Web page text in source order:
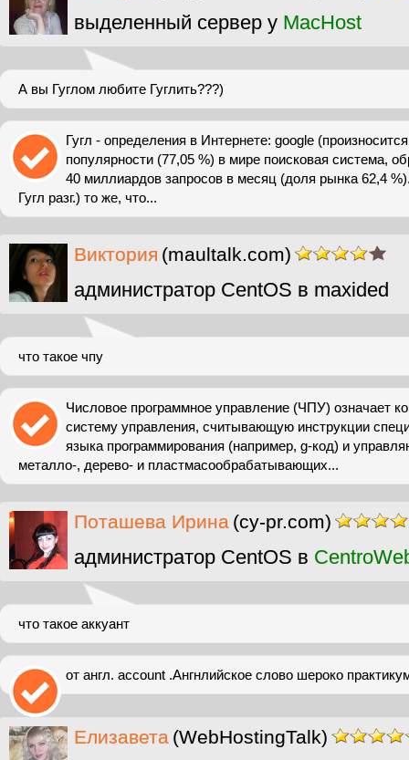
выделенный сервер у MacHost
А вы Гуглом любите Гуглить???)
Гугл - определения в Интернете: google
популярности (77,05 %) в мире поисковая система,
40 миллиардов запросов в месяц (доля рынка 62,4
Гугл разг.) то же, что...
Виктория (maultalk.com)
администратор CentOS в maxided
что такое чпу
Числовое программное управление (ЧПУ) означает
систему управления, считывающую инструкции
языка программирования (например, g-код) и
металло-, дерево- и пластмасообрабатывающих...
Поташева Ирина (cy-pr.com)
администратор CentOS в
что такое аккуант
от англ. account .Ангнлийское слово шероко
Елизавета (WebHostingTalk)